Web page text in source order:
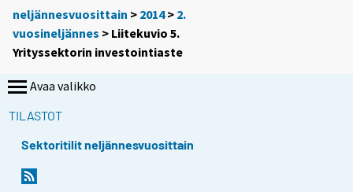
neljännesvuosittain > 2014> 2.
vuosineljännes > Liitekuvio 5.
Yrityssektorin investointiaste
Avaa valikko
TILASTOT
Sektoritilit neljännesvuosittain